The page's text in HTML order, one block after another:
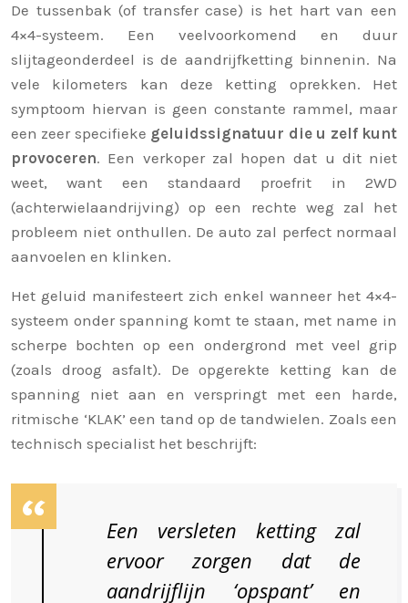
De tussenbak (of transfer case) is het hart van een
4×4-systeem. Een veelvoorkomend en duur
slijtageonderdeel is de aandrijfketting binnenin. Na
vele kilometers kan deze ketting oprekken. Het
symptoom hiervan is geen constante rammel, maar
een zeer specifieke geluidssignatuur die u zelf kunt
provoceren. Een verkoper zal hopen dat u dit niet
weet, want een standaard proefrit in 2WD
(achterwielaandrijving) op een rechte weg zal het
probleem niet onthullen. De auto zal perfect normaal
aanvoelen en klinken.
Het geluid manifesteert zich enkel wanneer het 4×4-
systeem onder spanning komt te staan, met name in
scherpe bochten op een ondergrond met veel grip
(zoals droog asfalt). De opgerekte ketting kan de
spanning niet aan en verspringt met een harde,
ritmische ‘KLAK’ een tand op de tandwielen. Zoals een
technisch specialist het beschrijft:
Een versleten ketting zal
ervoor zorgen dat de
aandrijflijn ‘opspant’ en